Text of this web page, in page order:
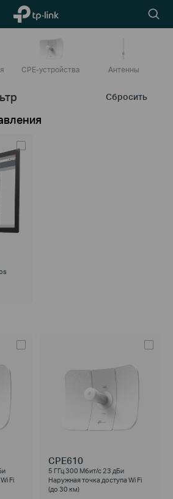
TP-Link,
Reliably
icon
CPE-устройства Антенны
Сбросить
Fi
CPE610
5 ГГц 300 Мбит/с 23 дБи
Наружная точка доступа Wi Fi
(до 30 км)